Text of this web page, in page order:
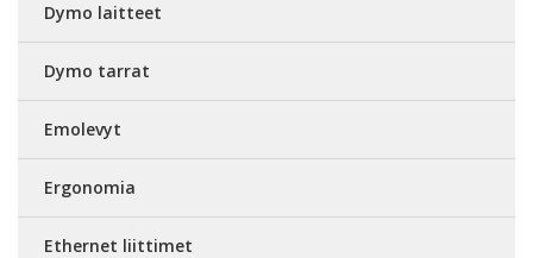
Dymo laitteet
Dymo tarrat
Emolevyt
Ergonomia
Ethernet liittimet